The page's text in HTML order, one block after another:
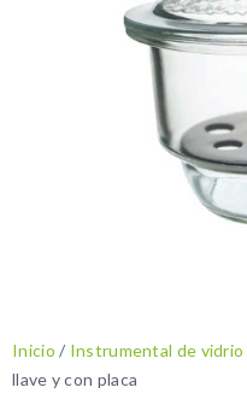
Inicio / Instrumental de vidrio
llave y con placa